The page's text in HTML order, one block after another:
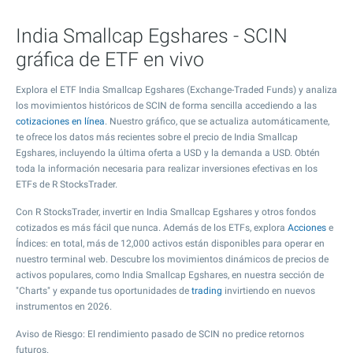
India Smallcap Egshares - SCIN
gráfica de ETF en vivo
Explora el ETF India Smallcap Egshares (Exchange-Traded Funds) y analiza
los movimientos históricos de SCIN de forma sencilla accediendo a las
cotizaciones en línea. Nuestro gráfico, que se actualiza automáticamente,
te ofrece los datos más recientes sobre el precio de India Smallcap
Egshares, incluyendo la última oferta a USD y la demanda a USD. Obtén
toda la información necesaria para realizar inversiones efectivas en los
ETFs de R StocksTrader.
Con R StocksTrader, invertir en India Smallcap Egshares y otros fondos
cotizados es más fácil que nunca. Además de los ETFs, explora Acciones e
Índices: en total, más de 12,000 activos están disponibles para operar en
nuestro terminal web. Descubre los movimientos dinámicos de precios de
activos populares, como India Smallcap Egshares, en nuestra sección de
"Charts" y expande tus oportunidades de trading invirtiendo en nuevos
instrumentos en 2026.
Aviso de Riesgo: El rendimiento pasado de SCIN no predice retornos
futuros.